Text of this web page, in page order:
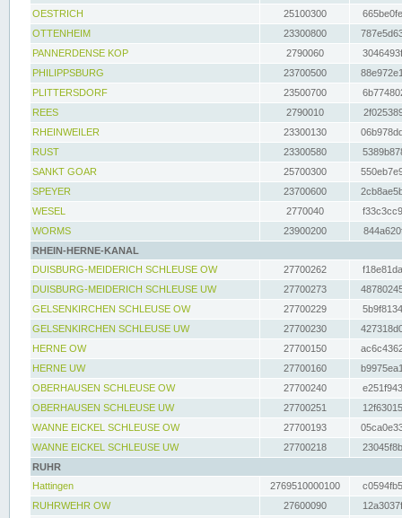
OESTRICH
25100300
OTTENHEIM
23300800
PANNERDENSE KOP
2790060
PHILIPPSBURG
23700500
PLITTERSDORF
23500700
REES
2790010
RHEINWEILER
23300130
RUST
23300580
SANKT GOAR
25700300
SPEYER
23700600
WESEL
2770040
WORMS
23900200
RHEIN-HERNE-KANAL
DUISBURG-MEIDERICH SCHLEUSE OW
27700262
DUISBURG-MEIDERICH SCHLEUSE UW
27700273
GELSENKIRCHEN SCHLEUSE OW
27700229
GELSENKIRCHEN SCHLEUSE UW
27700230
HERNE OW
27700150
HERNE UW
27700160
OBERHAUSEN SCHLEUSE OW
27700240
OBERHAUSEN SCHLEUSE UW
27700251
WANNE EICKEL SCHLEUSE OW
27700193
WANNE EICKEL SCHLEUSE UW
27700218
RUHR
Hattingen
2769510000100
RUHRWEHR OW
27600090